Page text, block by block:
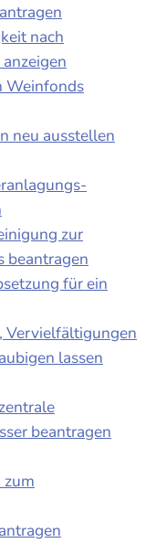
nach
Weinfonds
neu ausstellen
zur
beantragen
für ein
Vervielfältigungen
lassen
beantragen